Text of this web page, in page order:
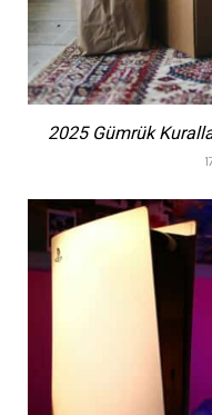
2025 Gümrük